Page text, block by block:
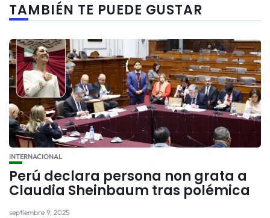
TAMBIÉN TE PUEDE GUSTAR
INTERNACIONAL
Perú declara persona non grata a
Claudia Sheinbaum tras polémica
septiembre 9, 2025